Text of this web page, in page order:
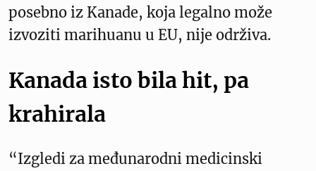
posebno iz Kanade, koja legalno može
izvoziti marihuanu u EU, nije održiva.
Kanada isto bila hit, pa
krahirala
“Izgledi za međunarodni medicinski